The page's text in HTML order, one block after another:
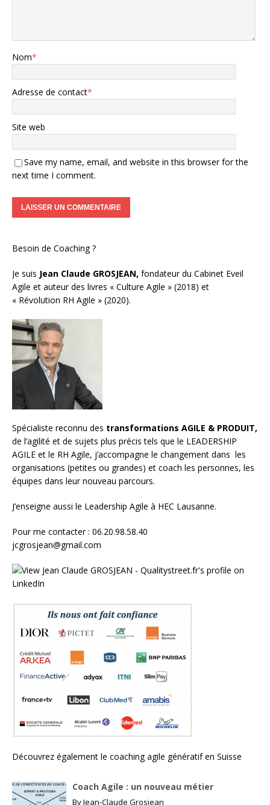
Nom*
Adresse de contact*
Site web
Save my name, email, and website in this browser for the
next time I comment.
Besoin de Coaching ?
Je suis Jean Claude GROSJEAN, fondateur du Cabinet Eveil
Agile et auteur des livres « Culture Agile » (2018) et
« Révolution RH Agile » (2020).
Spécialiste reconnu des transformations AGILE & PRODUIT,
de l’agilité et de sujets plus précis tels que le LEADERSHIP
AGILE et le RH Agile, j’accompagne le changement dans les
organisations (petites ou grandes) et coach les personnes, les
équipes dans leur nouveau parcours.
J’enseigne aussi le Leadership Agile à HEC Lausanne.
Pour me contacter : 06.20.98.58.40
jcgrosjean@gmail.com
Découvrez également le coaching agile génératif en Suisse
Coach Agile : un nouveau métier
ByJean-Claude Grosjean